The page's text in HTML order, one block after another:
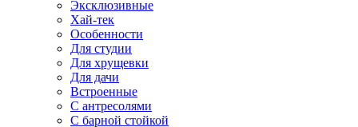
Эксклюзивные
Хай-тек
Особенности
Для студии
Для хрущевки
Для дачи
Встроенные
С антресолями
С барной стойкой